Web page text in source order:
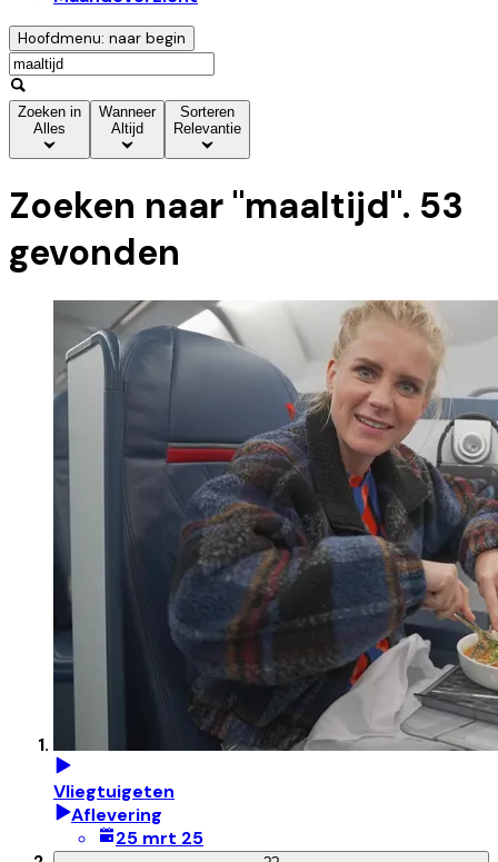
Hoofdmenu: naar begin
Zoeken in
Alles
Wanneer
Altijd
Sorteren
Relevantie
Zoeken naar "maaltijd". 53
gevonden
Vliegtuigeten
Aflevering
25 mrt 25